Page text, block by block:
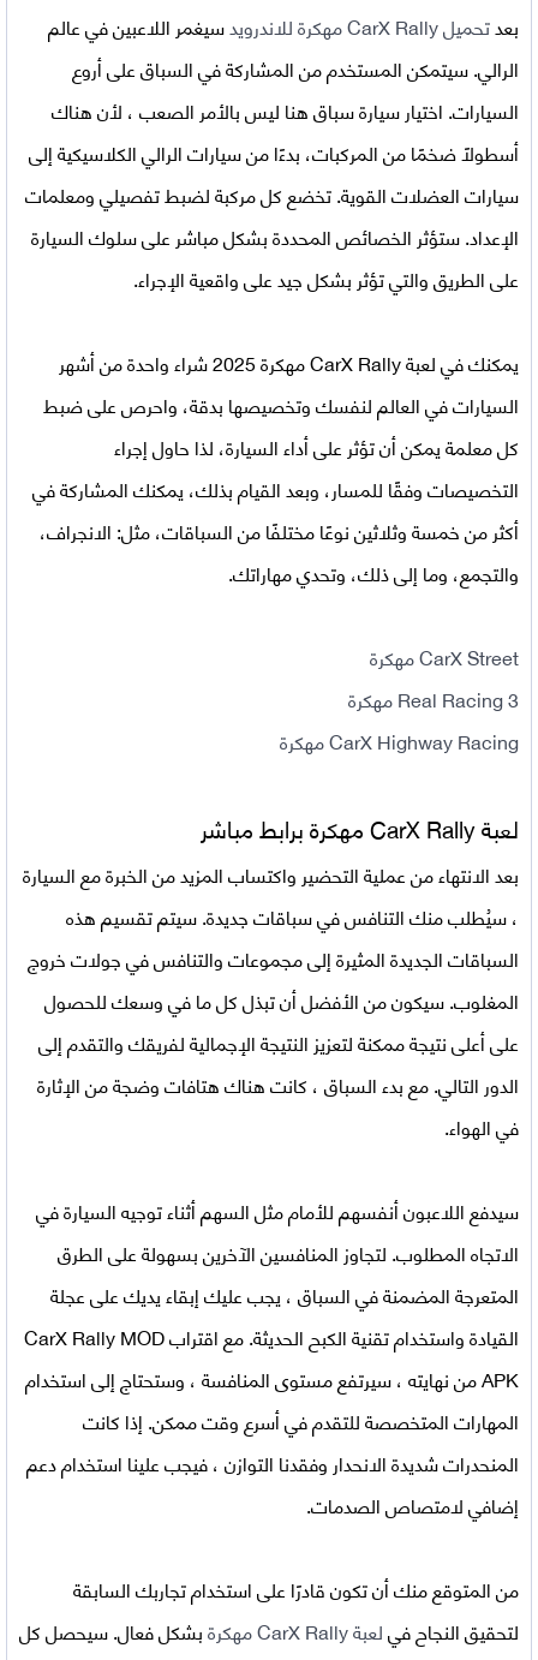
بعدتحميل CarX Rally مهكرة للاندرويد
سيغمر اللاعبين في عالم
الرالي. سيتمكن المستخدم من المشاركة في السباق على أروع
السيارات. اختيار سيارة سباق هنا ليس بالأمر الصعب ، لأن هناك
أسطولًا ضخمًا من المركبات، بدءًا من سيارات الرالي الكلاسيكية إلى
سيارات العضلات القوية. تخضع كل مركبة لضبط تفصيلي ومعلمات
الإعداد. ستؤثر الخصائص المحددة بشكل مباشر على سلوك السيارة
على الطريق والتي تؤثر بشكل جيد على واقعية الإجراء.
يمكنك فيلعبة CarX Rally مهكرة 2025
شراء واحدة من أشهر
السيارات في العالم لنفسك وتخصيصها بدقة، واحرص على ضبط
كل معلمة يمكن أن تؤثر على أداء السيارة، لذا حاول إجراء
التخصيصات وفقًا للمسار، وبعد القيام بذلك، يمكنك المشاركة في
أكثر من خمسة وثلاثين نوعًا مختلفًا من السباقات، مثل: الانجراف،
والتجمع، وما إلى ذلك، وتحدي مهاراتك.
CarX Street مهكرة
Real Racing 3 مهكرة
CarX Highway Racing مهكرة
لعبة CarX Rally مهكرة برابط مباشر
بعد الانتهاء من عملية التحضير واكتساب المزيد من الخبرة مع السيارة
، سيُطلب منك التنافس في سباقات جديدة. سيتم تقسيم هذه
السباقات الجديدة المثيرة إلى مجموعات والتنافس في جولات خروج
المغلوب. سيكون من الأفضل أن تبذل كل ما في وسعك للحصول
على أعلى نتيجة ممكنة لتعزيز النتيجة الإجمالية لفريقك والتقدم إلى
الدور التالي. مع بدء السباق ، كانت هناك هتافات وضجة من الإثارة
في الهواء.
سيدفع اللاعبون أنفسهم للأمام مثل السهم أثناء توجيه السيارة في
الاتجاه المطلوب. لتجاوز المنافسين الآخرين بسهولة على الطرق
المتعرجة المضمنة في السباق ، يجب عليك إبقاء يديك على عجلة
القيادة واستخدام تقنية الكبح الحديثة. مع اقترابCarX Rally MOD
APKمن نهايته ، سيرتفع مستوى المنافسة ، وستحتاج إلى استخدام
المهارات المتخصصة للتقدم في أسرع وقت ممكن. إذا كانت
المنحدرات شديدة الانحدار وفقدنا التوازن ، فيجب علينا استخدام دعم
إضافي لامتصاص الصدمات.
من المتوقع منك أن تكون قادرًا على استخدام تجاربك السابقة
لتحقيق النجاح فيلعبة CarX Rally مهكرة
بشكل فعال. سيحصل كل